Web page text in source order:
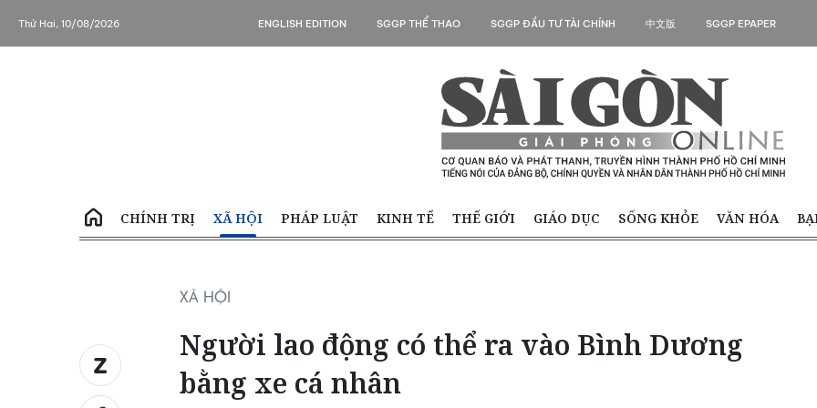
Thứ Hai, 10/08/2026 ENGLISH EDITION SGGP THỂ THAO SGGP ĐẦU TƯ TÀI CHÍNH 中文版 SGGP EPAPER
CHÍNH TRỊ XÃ HỘI PHÁP LUẬT KINH TẾ THẾ GIỚI GIÁO DỤC SỐNG KHỎE VĂN HÓA
XÃ HỘI
Người lao động có thể ra vào Bình Dương
bằng xe cá nhân